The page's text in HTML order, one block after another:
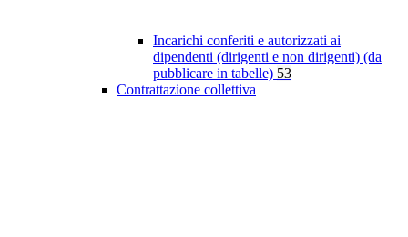
Incarichi conferiti e autorizzati ai
dipendenti (dirigenti e non dirigenti) (da
pubblicare in tabelle) 53
Contrattazione collettiva